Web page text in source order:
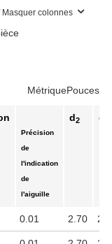
Masquer colonnes
MétriquePouces
Précision
de
l'indication
de
l'aiguille
d2 d
0.01 2.70